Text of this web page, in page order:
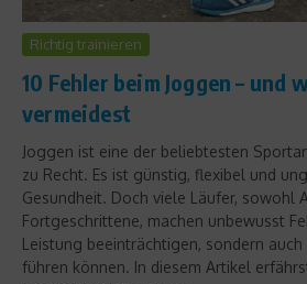
Richtig trainieren
10 Fehler beim Joggen – und
vermeidest
Joggen ist eine der beliebtesten
zu Recht. Es ist günstig, flexibel und
Gesundheit. Doch viele Läufer, sowohl
Fortgeschrittene, machen unbewusst
Leistung beeinträchtigen, sondern
führen können. In diesem Artikel